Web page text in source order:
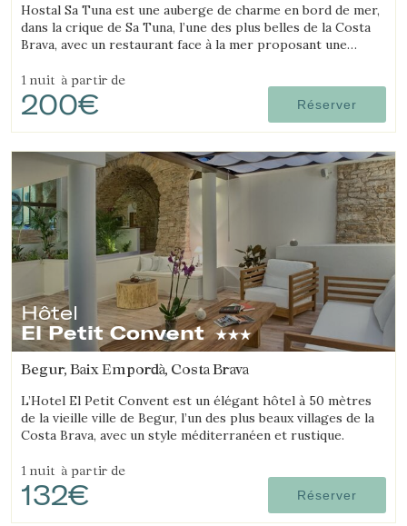
Hostal Sa Tuna est une auberge de charme en bord de mer,
dans la crique de Sa Tuna, l’une des plus belles de la Costa
Brava, avec un restaurant face à la mer proposant une
1 nuit à partir de
200€ Réserver
Hôtel
El Petit Convent
Begur, Baix Empordà, Costa Brava
L’Hotel El Petit Convent est un élégant hôtel à 50 mètres
de la vieille ville de Begur, l’un des plus beaux villages de la
Costa Brava, avec un style méditerranéen et rustique.
1 nuit à partir de
132€ Réserver